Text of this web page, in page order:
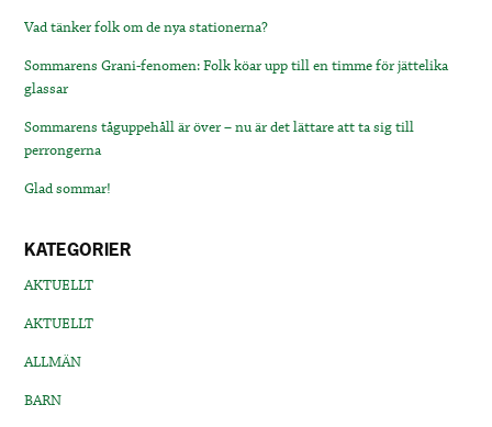
Vad tänker folk om de nya stationerna?
Sommarens Grani-fenomen: Folk köar upp till en timme för jättelika
glassar
Sommarens tåguppehåll är över – nu är det lättare att ta sig till
perrongerna
Glad sommar!
KATEGORIER
AKTUELLT
AKTUELLT
ALLMÄN
BARN